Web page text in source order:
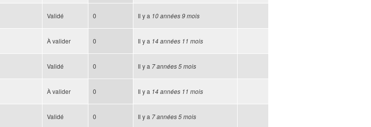
Validé 0 Il y a 10 années 9 mois
À valider 0 Il y a 14 années 11 mois
Validé 0 Il y a 7 années 5 mois
À valider 0 Il y a 14 années 11 mois
Validé 0 Il y a 7 années 5 mois